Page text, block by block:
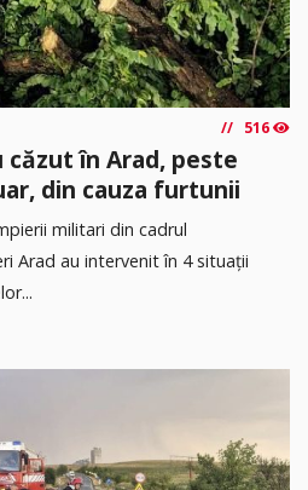
516
căzut în Arad, peste
din cauza furtunii
militari din cadrul
Arad au intervenit în 4 situații